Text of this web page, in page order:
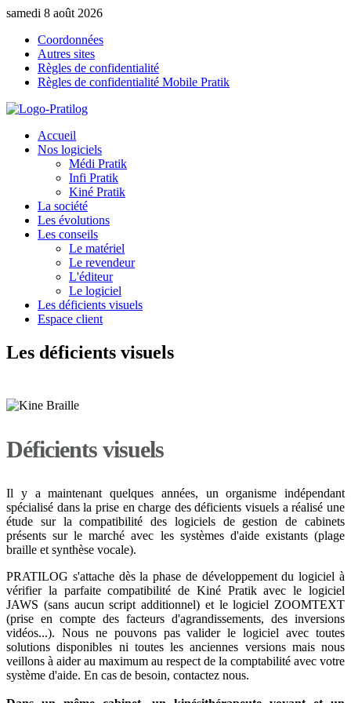
samedi 8 août 2026
Coordonnées
Autres sites
Règles de confidentialité
Règles de confidentialité Mobile Pratik
Accueil
Nos logiciels
Médi Pratik
Infi Pratik
Kiné Pratik
La société
Les évolutions
Les conseils
Le matériel
Le revendeur
L'éditeur
Le logiciel
Les déficients visuels
Espace client
Les déficients visuels
Déficients visuels
Il y a maintenant quelques années, un organisme indépendant
spécialisé dans la prise en charge des déficients visuels a réalisé une
étude sur la compatibilité des logiciels de gestion de cabinets
présents sur le marché avec les systèmes d'aide existants (plage
braille et synthèse vocale).
PRATILOG s'attache dès la phase de développement du logiciel à
vérifier la parfaite compatibilité de Kiné Pratik avec le logiciel
JAWS (sans aucun script additionnel) et le logiciel ZOOMTEXT
(prise en compte des facteurs d'agrandissements, des inversions
vidéos...). Nous ne pouvons pas valider le logiciel avec toutes
solutions disponibles ni toutes les anciennes versions mais nous
veillons à aider au maximum au respect de la comptabilité avec votre
système d'aide. En cas de besoin, contactez nous.